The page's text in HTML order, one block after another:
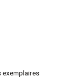
exemplaires